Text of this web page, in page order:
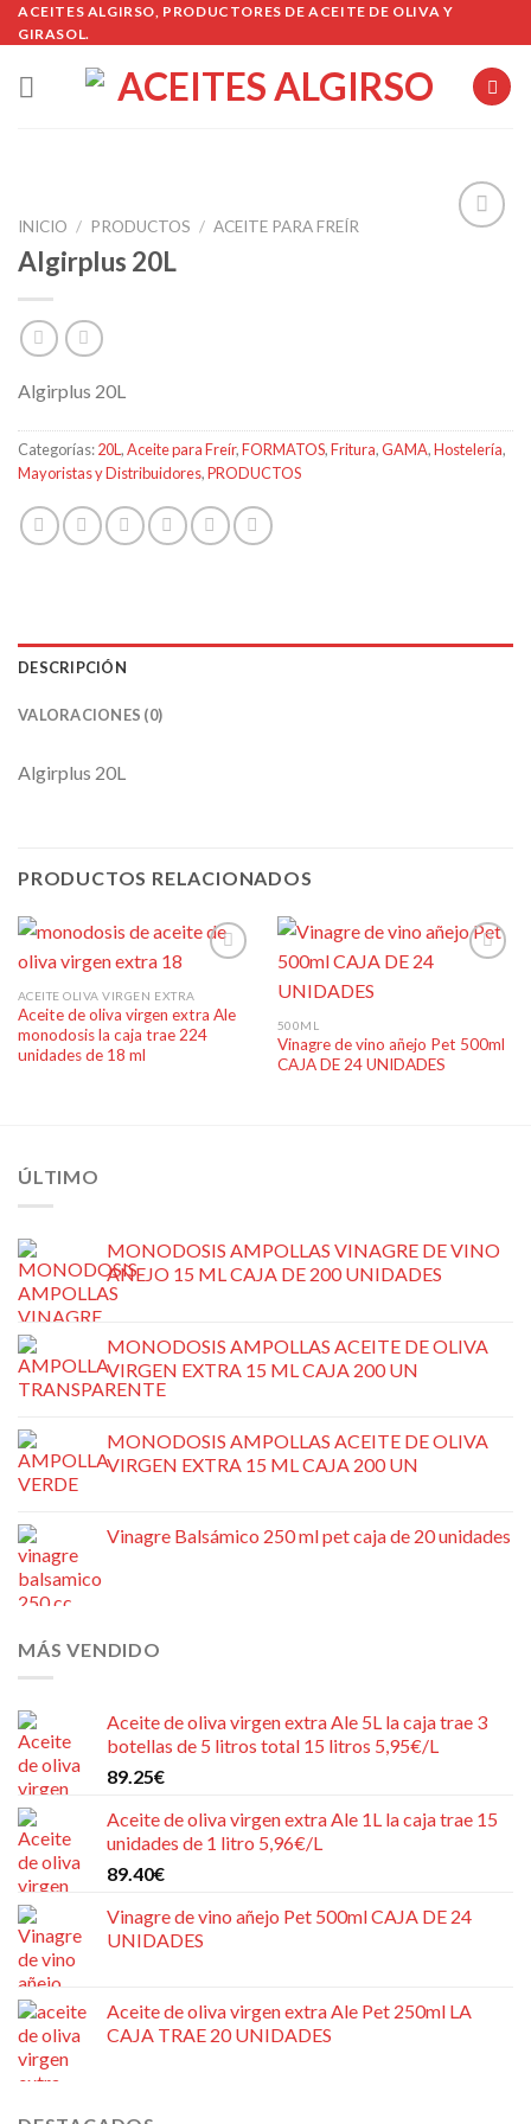
Skip
to
content
ACEITES ALGIRSO, PRODUCTORES DE ACEITE DE OLIVA Y
GIRASOL.
INICIO / PRODUCTOS / ACEITE PARA FREÍR
Algirplus 20L
Algirplus 20L
Categorías:20L,Aceite para Freír,FORMATOS,Fritura,GAMA,Hostelería,
Mayoristas y Distribuidores,PRODUCTOS
DESCRIPCIÓN
VALORACIONES (0)
Algirplus 20L
PRODUCTOS RELACIONADOS
Añadir
ACEITE OLIVA VIRGEN EXTRA
Aceite de oliva virgen extra Ale
monodosis la caja trae 224
unidades de 18 ml
lista de
500ML
Vinagre de vino añejo Pet 500ml
CAJA DE 24 UNIDADES
ÚLTIMO
MONODOSIS AMPOLLAS VINAGRE DE VINO
AÑEJO 15 ML CAJA DE 200 UNIDADES
MONODOSIS AMPOLLAS ACEITE DE OLIVA
VIRGEN EXTRA 15 ML CAJA 200 UN
MONODOSIS AMPOLLAS ACEITE DE OLIVA
VIRGEN EXTRA 15 ML CAJA 200 UN
Vinagre Balsámico 250 ml pet caja de 20 unidades
MÁS VENDIDO
Aceite de oliva virgen extra Ale 5L la caja trae 3
botellas de 5 litros total 15 litros 5,95€/L
89.25€
Aceite de oliva virgen extra Ale 1L la caja trae 15
unidades de 1 litro 5,96€/L
89.40€
Vinagre de vino añejo Pet 500ml CAJA DE 24
UNIDADES
Aceite de oliva virgen extra Ale Pet 250ml LA
CAJA TRAE 20 UNIDADES